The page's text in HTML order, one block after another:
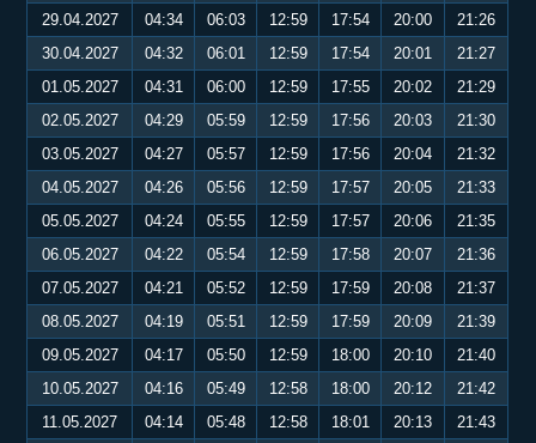
29.04.2027
04:34 06:03 12:59 17:54 20:00
21:26
30.04.2027
04:32 06:01 12:59 17:54 20:01
21:27
01.05.2027
04:31 06:00 12:59 17:55 20:02
21:29
02.05.2027
04:29 05:59 12:59 17:56 20:03
21:30
03.05.2027
04:27 05:57 12:59 17:56 20:04
21:32
04.05.2027
04:26 05:56 12:59 17:57 20:05
21:33
05.05.2027
04:24 05:55 12:59 17:57 20:06
21:35
06.05.2027
04:22 05:54 12:59 17:58 20:07
21:36
07.05.2027
04:21 05:52 12:59 17:59 20:08
21:37
08.05.2027
04:19 05:51 12:59 17:59 20:09
21:39
09.05.2027
04:17 05:50 12:59 18:00 20:10
21:40
10.05.2027
04:16 05:49 12:58 18:00 20:12
21:42
11.05.2027
04:14 05:48 12:58 18:01 20:13
21:43